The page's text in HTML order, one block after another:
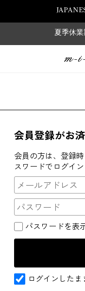
夏季休
会員登録がお
会員の方は、登録
スワードでログイン
パスワードを表
ログインしたま